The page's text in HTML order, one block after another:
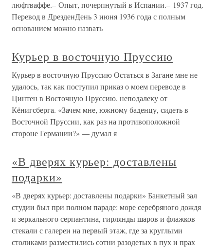
люфтваффе.– Опыт, почерпнутый в Испании.– 1937 год.
Перевод в ДрезденДень 3 июня 1936 года с полным
основанием можно назвать
Курьер в восточную Пруссию
Курьер в восточную Пруссию Остаться в Загане мне не
удалось, так как поступил приказ о моем переводе в
Цинтен в Восточную Пруссию, неподалеку от
Кёнигсберга. «Зачем мне, южному баденцу, сидеть в
Восточной Пруссии, как раз на противоположной
стороне Германии?» — думал я
«В дверях курьер: доставлены
подарки»
«В дверях курьер: доставлены подарки» Банкетный зал
студии был при полном параде: море серебряного дождя
и зеркального серпантина, гирлянды шаров и флажков
стекали с галереи на первый этаж, где за круглыми
столиками разместились сотни разодетых в пух и прах